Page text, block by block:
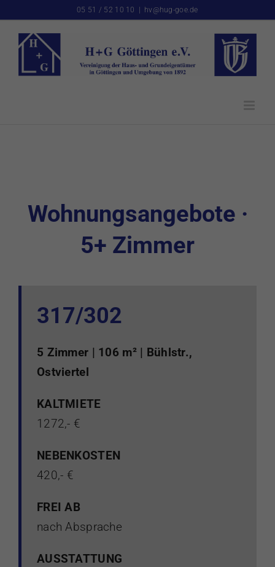
springen
05 51 / 52 10 10 hv@hug-goe.de
Wohnungsangebote ·
5+ Zimmer
317/302
5 Zimmer | 106 m² | Bühlstr.,
Ostviertel
KALTMIETE
1272,- €
NEBENKOSTEN
420,- €
FREI AB
nach Absprache
AUSSTATTUNG